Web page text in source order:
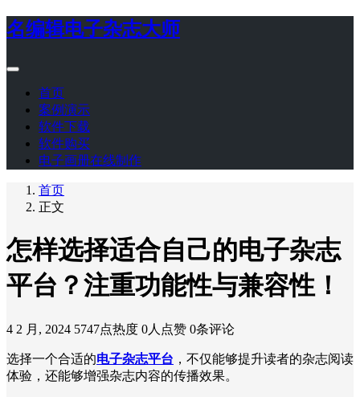
名编辑电子杂志大师
首页
案例演示
软件下载
软件购买
电子画册在线制作
首页
正文
怎样选择适合自己的电子杂志
平台？注重功能性与兼容性！
4 2 月, 2024 5747点热度 0人点赞 0条评论
选择一个合适的电子杂志平台 ，不仅能够提升读者的杂志阅读
体验，还能够增强杂志内容的传播效果。